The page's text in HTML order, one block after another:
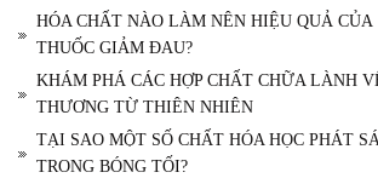
HÓA CHẤT NÀO LÀM NÊN HIỆU QUẢ CỦA
THUỐC GIẢM ĐAU?
KHÁM PHÁ CÁC HỢP CHẤT CHỮA LÀNH
THƯƠNG TỪ THIÊN NHIÊN
TẠI SAO MỘT SỐ CHẤT HÓA HỌC PHÁT
TRONG BÓNG TỐI?